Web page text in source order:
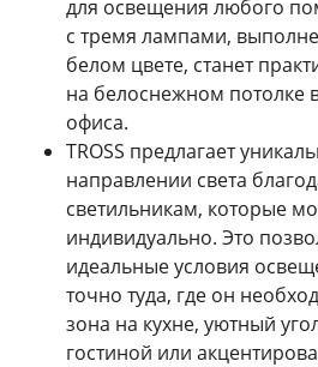
для освещения любого
с тремя лампами,
белом цвете, станет
на белоснежном потолке
офиса.
TROSS предлагает
направлении света
светильникам, которые
индивидуально. Это
идеальные условия
точно туда, где он
зона на кухне, уютный
гостиной или